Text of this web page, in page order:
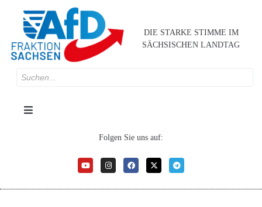
DIE STARKE STIMME IM
SÄCHSISCHEN LANDTAG
Folgen Sie uns auf: